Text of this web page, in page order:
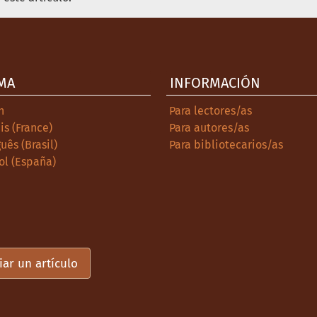
(France)
(Brasil)
(España)
INFORMACIÓN
Para lectores/as
Para autores/as
Para bibliotecarios/as
un artículo